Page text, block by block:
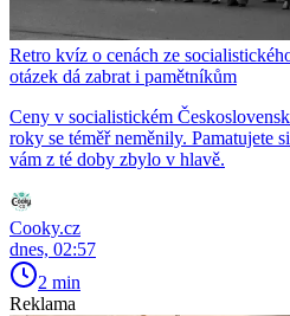
Retro kvíz o cenách ze
otázek dá zabrat i pamětníkům
Ceny v socialistickém
roky se téměř neměnily. Pamatujete
vám z té doby zbylo v hlavě.
Cooky.cz
dnes, 02:57
2 min
Reklama